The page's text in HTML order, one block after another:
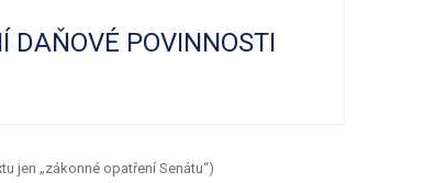
DAŇOVÉ POVINNOSTI
jen „zákonné opatření Senátu“)